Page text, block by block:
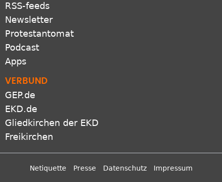
RSS-feeds
Newsletter
Protestantomat
Podcast
Apps
VERBUND
GEP.de
EKD.de
Gliedkirchen der EKD
Freikirchen
Netiquette Presse Datenschutz Impressum